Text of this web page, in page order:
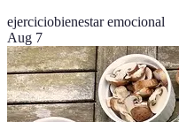
ejerciciobienestar emocional
Aug 7